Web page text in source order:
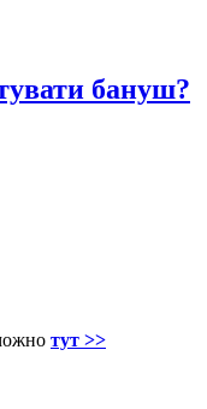
бануш?
тут >>